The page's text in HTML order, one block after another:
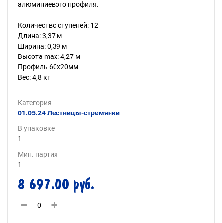
алюминиевого профиля.
Количество ступеней: 12
Длина: 3,37 м
Ширина: 0,39 м
Высота max: 4,27 м
Профиль 60х20мм
Вес: 4,8 кг
Категория
01.05.24 Лестницы-стремянки
В упаковке
1
Мин. партия
1
8 697.00 руб.